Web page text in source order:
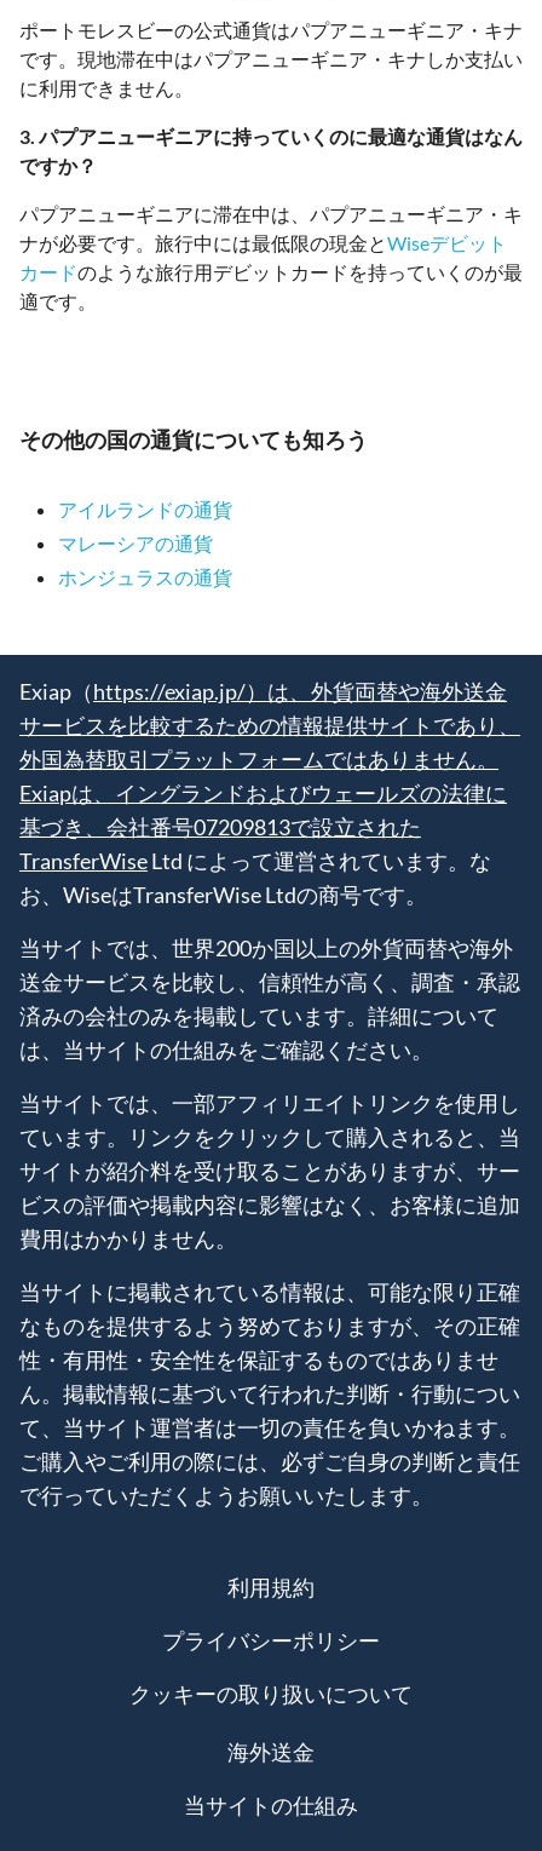
ポートモレスビーの公式通貨はパプアニューギニア・キナ
です。現地滞在中はパプアニューギニア・キナしか支払い
に利用できません。
3. パプアニューギニアに持っていくのに最適な通貨はなん
ですか？
パプアニューギニアに滞在中は、パプアニューギニア・キ
ナが必要です。旅行中には最低限の現金とWiseデビット
カードのような旅行用デビットカードを持っていくのが最
適です。
その他の国の通貨についても知ろう
アイルランドの通貨
マレーシアの通貨
ホンジュラスの通貨
Exiap（https://exiap.jp/）は、外貨両替や海外送金
サービスを比較するための情報提供サイトであり、
外国為替取引プラットフォームではありません。
Exiapは、イングランドおよびウェールズの法律に
基づき、会社番号07209813で設立された
TransferWiseLtd によって運営されています。な
お、WiseはTransferWise Ltdの商号です。
当サイトでは、世界200か国以上の外貨両替や海外
送金サービスを比較し、信頼性が高く、調査・承認
済みの会社のみを掲載しています。詳細について
は、当サイトの仕組みをご確認ください。
当サイトでは、一部アフィリエイトリンクを使用し
ています。リンクをクリックして購入されると、当
サイトが紹介料を受け取ることがありますが、サー
ビスの評価や掲載内容に影響はなく、お客様に追加
費用はかかりません。
当サイトに掲載されている情報は、可能な限り正確
なものを提供するよう努めておりますが、その正確
性・有用性・安全性を保証するものではありませ
ん。掲載情報に基づいて行われた判断・行動につい
て、当サイト運営者は一切の責任を負いかねます。
ご購入やご利用の際には、必ずご自身の判断と責任
で行っていただくようお願いいたします。
利用規約
プライバシーポリシー
クッキーの取り扱いについて
海外送金
当サイトの仕組み